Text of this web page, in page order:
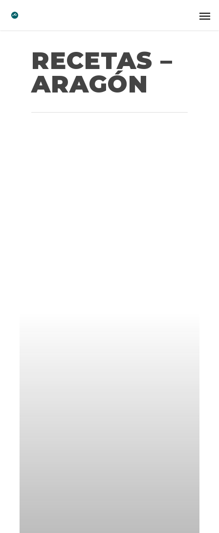
RECETAS –
ARAGÓN